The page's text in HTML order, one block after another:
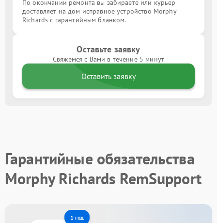
По окончании ремонта вы забираете или курьер
доставляет на дом исправное устройство Morphy
Richards с гарантийным бланком.
Оставьте заявку
Свяжемся с Вами в течение 5 минут
Оставить заявку
Гарантийные обязательства
Morphy Richards RemSupport
1 год